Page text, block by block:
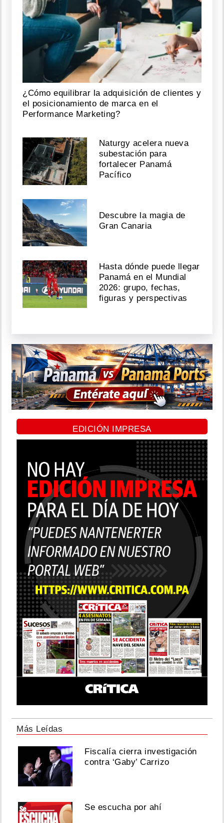
¿Cómo equilibrar la adquisición de clientes y
el posicionamiento de marca en el
Performance Marketing?
Naturgy acelera nueva
subestación para
fortalecer Panamá
Pacífico
Descubre la magia de
Gran Canaria
Hasta dónde puede llegar
Panamá en el Mundial
2026: grupo, fechas,
figuras y perspectivas
EDICIÓN IMPRESA
Más Leídas
Fiscalía cierra investigación
contra ‘Gaby’ Carrizo
Se escucha por ahí